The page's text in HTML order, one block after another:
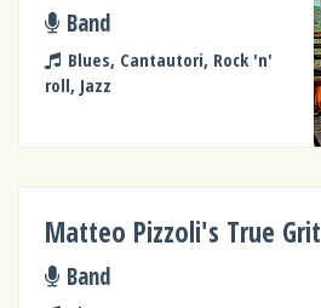
Band
Blues, Cantautori, Rock 'n'
roll, Jazz
Matteo Pizzoli's True Grit
Band